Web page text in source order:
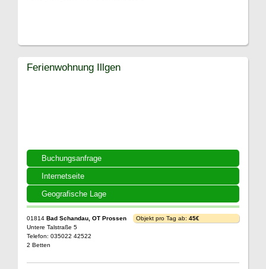
Buchungsanfrage
Internetseite
Geografische Lage
Ferienwohnung Illgen
01814 Bad Schandau, OT Prossen
Untere Talstraße 5
Telefon: 035022 42522
2 Betten
Objekt pro Tag ab: 45€